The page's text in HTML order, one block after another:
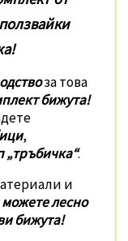
за това
бижута!
,
.
и
можете лесно
бижута!